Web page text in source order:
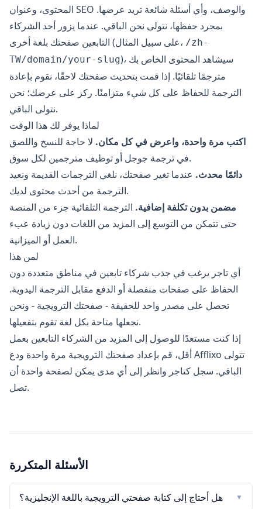
المحتوى، وعنوان SEO والوصف، وأي أسئلة شائعة تريد عرضها.
بمجرد حفظها، نتولى نحن الباقي. عندما يزور أحد الشركاء
التابعين صفحتك بلغة أخرى (على سبيل المثال، /zh-
TW/domain/your-slug)، سيشاهد المحتوى الخاص بك
مترجمًا تلقائيًا. إذا قمت بتحديث صفحتك لاحقًا، نقوم بإعادة
الترجمة للحفاظ على كل شيء متزامنًا. ركز على عرضك؛ نحن
نتولى الباقي.
لماذا يوفر لك هذا الوقت
اكتب مرة واحدة، واعرض في كل مكان. لا حاجة للنسخ واللصق
في ترجمة جوجل أو توظيف مترجمين لكل سوق.
دائمًا محدث. عندما تغير صفحتك، نلغي الترجمات القديمة ونعيد
الترجمة من أحدث محتوى لديك.
مضمن بدون تكلفة إضافية. الترجمة التلقائية جزء من المنصة
حتى تتمكن من التوسع إلى المزيد من اللغات دون زيادة عبء
العمل أو الميزانية.
لمن هذا
أي تاجر يرغب في جذب شركاء تابعين في مناطق متعددة دون
الحفاظ على صفحات منفصلة أو الدفع مقابل الترجمة اليدوية.
تحصل على مصدر واحد للحقيقة - صفحتك الترويجية - ونحن
نجعلها متاحة بكل لغة تقوم بتفعيلها.
إذا كنت مستعدًا للوصول إلى المزيد من الشركاء التابعين بعمل
أقل، قم بإعداد صفحتك الترويجية مرة واحدة ودع Afflixo تتولى
الباقي. سجل كتاجر وانظر إلى أي مدى يمكن لصفحة واحدة أن
تصل.
الأسئلة المتكررة
هل أحتاج إلى كتابة صفحتي الترويجية باللغة الإنجليزية؟ ▼